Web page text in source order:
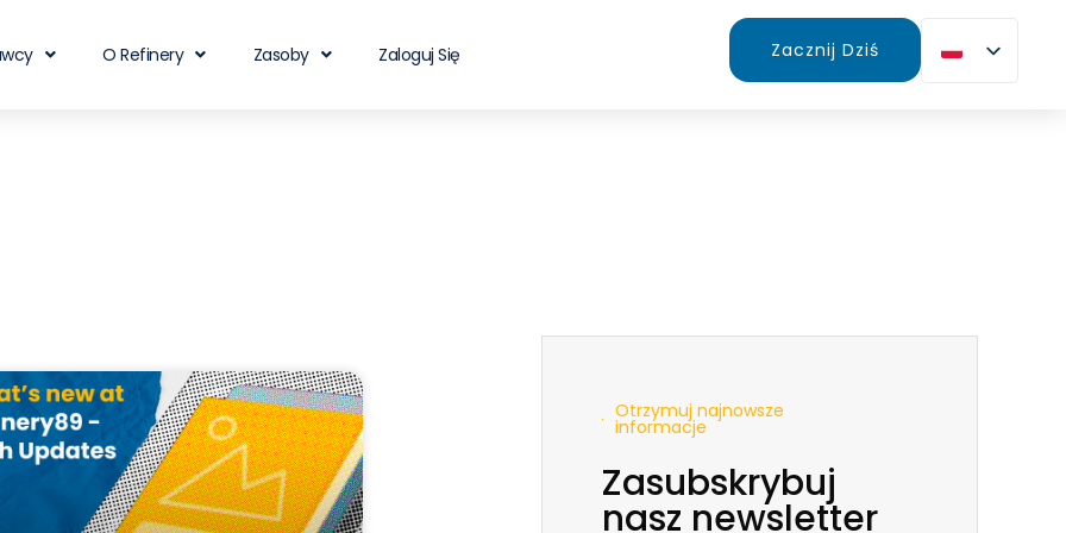
O Refinery Zasoby Zaloguj Się Zacznij Dziś
Otrzymuj najnowsze
informacje
Zasubskrybuj
nasz newsletter